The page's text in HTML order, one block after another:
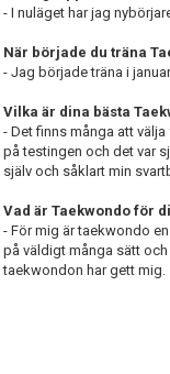
- I nuläget har jag
När började du träna
- Jag började träna i
Vilka är dina bästa
- Det finns många att
på testingen och det var
själv och såklart min
Vad är Taekwondo för
- För mig är taekwondo
på väldigt många sätt
taekwondon har gett mig.